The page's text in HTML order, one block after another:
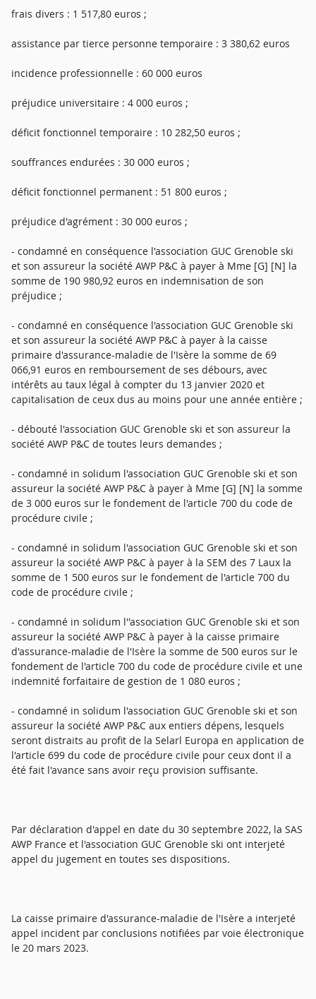
frais divers : 1 517,80 euros ;
assistance par tierce personne temporaire : 3 380,62 euros
incidence professionnelle : 60 000 euros
préjudice universitaire : 4 000 euros ;
déficit fonctionnel temporaire : 10 282,50 euros ;
souffrances endurées : 30 000 euros ;
déficit fonctionnel permanent : 51 800 euros ;
préjudice d'agrément : 30 000 euros ;
- condamné en conséquence l'association GUC Grenoble ski
et son assureur la société AWP P&C à payer à Mme [G] [N] la
somme de 190 980,92 euros en indemnisation de son
préjudice ;
- condamné en conséquence l'association GUC Grenoble ski
et son assureur la société AWP P&C à payer à la caisse
primaire d'assurance-maladie de l'Isère la somme de 69
066,91 euros en remboursement de ses débours, avec
intérêts au taux légal à compter du 13 janvier 2020 et
capitalisation de ceux dus au moins pour une année entière ;
- débouté l'association GUC Grenoble ski et son assureur la
société AWP P&C de toutes leurs demandes ;
- condamné in solidum l'association GUC Grenoble ski et son
assureur la société AWP P&C à payer à Mme [G] [N] la somme
de 3 000 euros sur le fondement de l'article 700 du code de
procédure civile ;
- condamné in solidum l'association GUC Grenoble ski et son
assureur la société AWP P&C à payer à la SEM des 7 Laux la
somme de 1 500 euros sur le fondement de l'article 700 du
code de procédure civile ;
- condamné in solidum l''association GUC Grenoble ski et son
assureur la société AWP P&C à payer à la caisse primaire
d'assurance-maladie de l'Isère la somme de 500 euros sur le
fondement de l'article 700 du code de procédure civile et une
indemnité forfaitaire de gestion de 1 080 euros ;
- condamné in solidum l'association GUC Grenoble ski et son
assureur la société AWP P&C aux entiers dépens, lesquels
seront distraits au profit de la Selarl Europa en application de
l'article 699 du code de procédure civile pour ceux dont il a
été fait l'avance sans avoir reçu provision suffisante.
Par déclaration d'appel en date du 30 septembre 2022, la SAS
AWP France et l'association GUC Grenoble ski ont interjeté
appel du jugement en toutes ses dispositions.
La caisse primaire d'assurance-maladie de l'Isère a interjeté
appel incident par conclusions notifiées par voie électronique
le 20 mars 2023.